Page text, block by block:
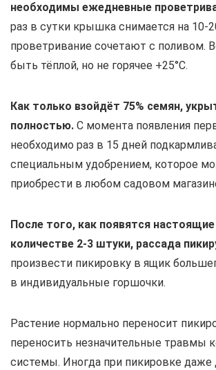
необходимы ежедневные
раз в сутки крышка снимается на 10-
проветривание сочетают с поливом.
быть тёплой, но не горячее +25°С.
Как только взойдёт 75% семян,
полностью. С момента появления
необходимо раз в 15 дней
специальным удобрением, которое
приобрести в любом садовом
После того, как появятся
количестве 2-3 штуки, рассада
произвести пикировку в ящик
в индивидуальные горшочки.
Растение нормально переносит
переносить незначительные травмы
системы. Иногда при пикировке даже